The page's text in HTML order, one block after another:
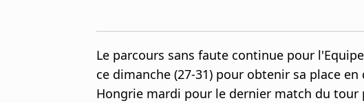
Gérer les notifications
Contactez nous
Le parcours sans faute continue pour
ce dimanche (27-31) pour obtenir sa place
Hongrie mardi pour le dernier match du tour